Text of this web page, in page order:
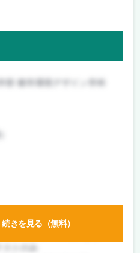
続きを見る（無料）